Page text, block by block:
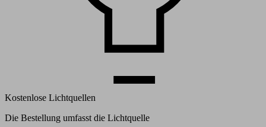
Kostenlose Lichtquellen
Die Bestellung umfasst die Lichtquelle